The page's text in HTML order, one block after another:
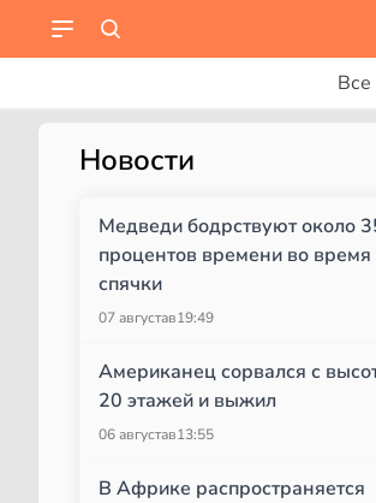
Все
Новости
Медведи бодрствуют около
процентов времени во время
спячки
07 августав19:49
Американец сорвался с
20 этажей и выжил
06 августав13:55
В Африке распространяется